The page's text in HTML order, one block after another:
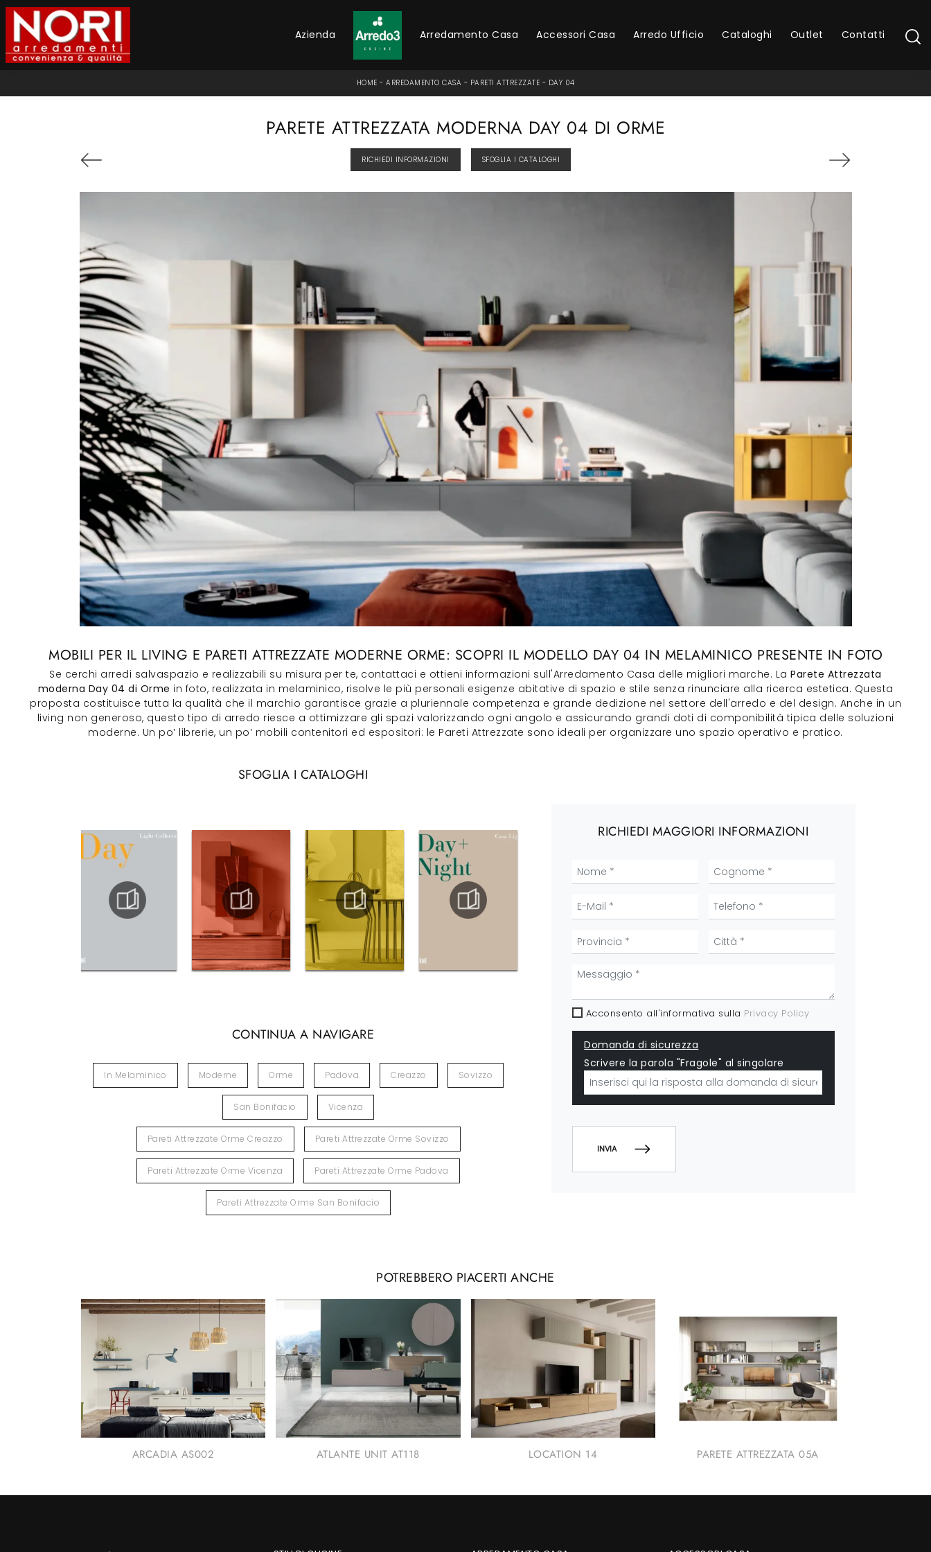
Azienda Arredamento Casa Accessori Casa Arredo Ufficio Cataloghi Outlet Contatti
HOME - ARREDAMENTO CASA - PARETI ATTREZZATE - DAY 04
PARETE ATTREZZATA MODERNA DAY 04 DI ORME
RICHIEDI INFORMAZIONI SFOGLIA I CATALOGHI
MOBILI PER IL LIVING E PARETI ATTREZZATE MODERNE ORME: SCOPRI IL MODELLO DAY 04 IN MELAMINICO PRESENTE IN FOTO
Se cerchi arredi salvaspazio e realizzabili su misura per te, contattaci e ottieni informazioni sull'Arredamento Casa delle migliori marche. LaParete Attrezzata
moderna Day 04 di Orme in foto, realizzata in melaminico, risolve le più personali esigenze abitative di spazio e stile senza rinunciare alla ricerca estetica. Questa
proposta costituisce tutta la qualità che il marchio garantisce grazie a pluriennale competenza e grande dedizione nel settore dell'arredo e del design. Anche in un
living non generoso, questo tipo di arredo riesce a ottimizzare gli spazi valorizzando ogni angolo e assicurando grandi doti di componibilità tipica delle soluzioni
moderne. Un po’ librerie, un po’ mobili contenitori ed espositori: le Pareti Attrezzate sono ideali per organizzare uno spazio operativo e pratico.
SFOGLIA I CATALOGHI
CONTINUA A NAVIGARE
In Melaminico Moderne Orme Padova Creazzo Sovizzo
San Bonifacio Vicenza
Pareti Attrezzate Orme Creazzo Pareti Attrezzate Orme Sovizzo
Pareti Attrezzate Orme Vicenza Pareti Attrezzate Orme Padova
Pareti Attrezzate Orme San Bonifacio
RICHIEDI MAGGIORI INFORMAZIONI
Acconsento all'informativa sulla Privacy Policy
Domanda di sicurezza
Scrivere la parola "Fragole" al singolare
INVIA
POTREBBERO PIACERTI ANCHE
ARCADIA AS002 ATLANTE UNIT AT118 LOCATION 14 PARETE ATTREZZATA 05A